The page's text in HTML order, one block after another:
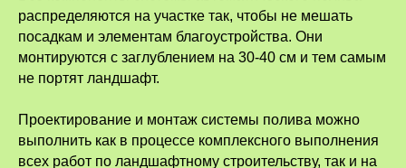
распределяются на участке так, чтобы не мешать
посадкам и элементам благоустройства. Они
монтируются с заглублением на 30-40 см и тем самым
не портят ландшафт.
Проектирование и монтаж системы полива можно
выполнить как в процессе комплексного выполнения
всех работ по ландшафтному строительству, так и на